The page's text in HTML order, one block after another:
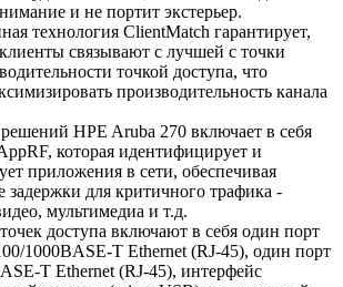
и не портит экстерьер.
технология ClientMatch гарантирует,
связывают с лучшей с точки
точкой доступа, что
производительность канала
HPE Aruba 270 включает в себя
которая идентифицирует и
приложения в сети, обеспечивая
для критичного трафика -
мультимедиа и т.д.
доступа включают в себя один порт
1000BASE-T Ethernet (RJ-45), один порт
T Ethernet (RJ-45), интерфейс